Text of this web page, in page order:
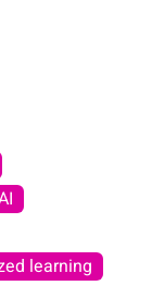
learning